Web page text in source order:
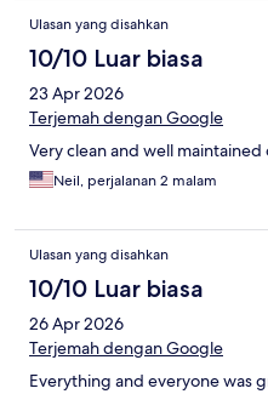
Ulasan yang disahkan
10/10 Luar biasa
23 Apr 2026
Terjemah dengan Google
Very clean and well
Neil, perjalanan 2 malam
Ulasan yang disahkan
10/10 Luar biasa
26 Apr 2026
Terjemah dengan Google
Everything and everyone was